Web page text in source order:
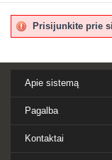
Prisijunkite prie
Apie sistemą
Pagalba
Kontaktai